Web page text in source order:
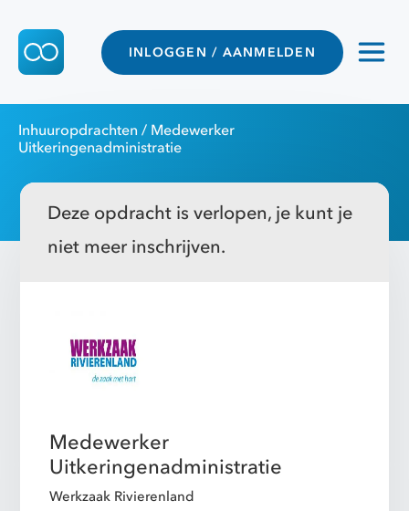
INLOGGEN / AANMELDEN
Inhuuropdrachten / Medewerker
Uitkeringenadministratie
Deze opdracht is verlopen, je kunt je
niet meer inschrijven.
Medewerker
Uitkeringenadministratie
Werkzaak Rivierenland